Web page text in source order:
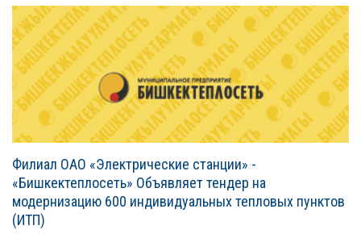
Филиал ОАО «Электрические станции» -
«Бишкектеплосеть» Объявляет тендер на
модернизацию 600 индивидуальных тепловых пунктов
(ИТП)